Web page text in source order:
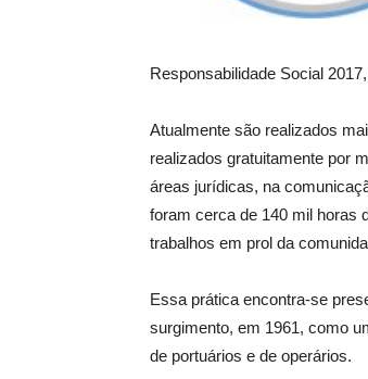
Responsabilidade Social
Atualmente são realizados
realizados gratuitamente por
áreas jurídicas, na
foram cerca de 140 mil horas
trabalhos em prol da
Essa prática encontra-se
surgimento, em 1961, como
de portuários e de operários.